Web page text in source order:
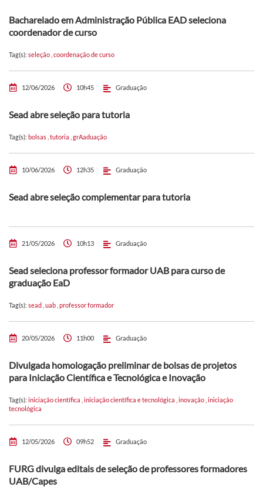
Bacharelado em Administração Pública EAD seleciona
coordenador de curso
Tag(s): seleção coordenação de curso
12/06/2026 10h45 Graduação
Sead abre seleção para tutoria
Tag(s): bolsas tutoria grAaduação
10/06/2026 12h35 Graduação
Sead abre seleção complementar para tutoria
21/05/2026 10h13 Graduação
Sead seleciona professor formador UAB para curso de
graduação EaD
Tag(s): sead uab professor formador
20/05/2026 11h00 Graduação
Divulgada homologação preliminar de bolsas de projetos
para Iniciação Científica e Tecnológica e Inovação
Tag(s): iniciação científica iniciação científica e tecnológica inovação iniciação
tecnológica
12/05/2026 09h52 Graduação
FURG divulga editais de seleção de professores formadores
UAB/Capes